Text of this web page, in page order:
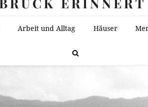
Arbeit und Alltag Häuser